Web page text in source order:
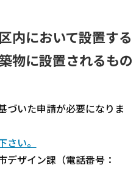
内において設置する
物に設置されるもの
づいた申請が必要になりま
い。
デザイン課（電話番号：